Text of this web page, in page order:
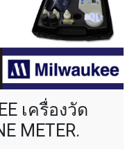
เครื่องวัด
METER.